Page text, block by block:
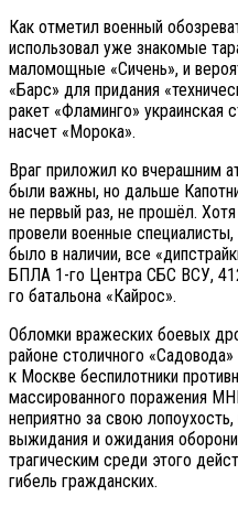
Как отметил военный
использовал уже знакомые
маломощные «Сичень», и
«Барс» для придания
ракет «Фламинго» украинская
насчет «Морока».
Враг приложил ко вчерашним
были важны, но дальше
не первый раз, не прошёл.
провели военные
было в наличии, все
БПЛА 1-го Центра СБС ВСУ,
го батальона «Кайрос».
Обломки вражеских боевых
районе столичного
к Москве беспилотники
массированного поражения
неприятно за свою
выжидания и ожидания
трагическим среди этого
гибель гражданских.